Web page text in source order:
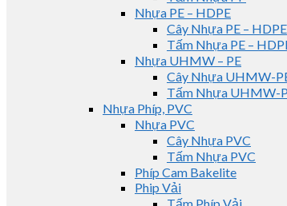
Nhựa PE – HDPE
Cây Nhựa PE – HDPE
Tấm Nhựa PE –
Nhựa UHMW – PE
Cây Nhựa UHMW-
Tấm Nhựa UHMW-
Nhựa Phíp, PVC
Nhựa PVC
Cây Nhựa PVC
Tấm Nhựa PVC
Phíp Cam Bakelite
Phip Vải